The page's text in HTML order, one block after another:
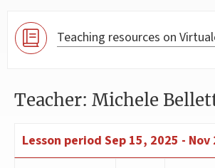
Teaching resources on
Teacher: Michele
Lesson period Sep 15, 2025 - Nov